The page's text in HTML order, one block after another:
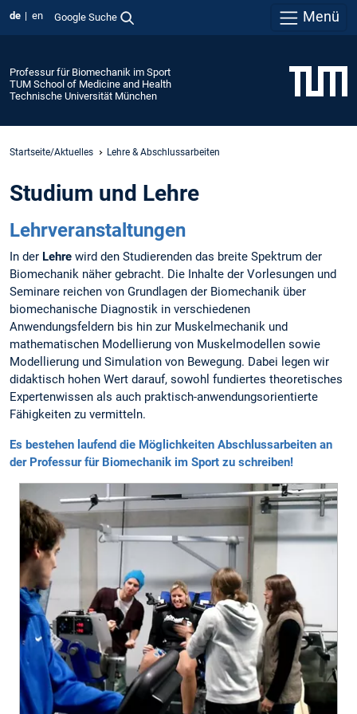
de en Google Suche Menü
Professur für Biomechanik im Sport
TUM School of Medicine and Health
Technische Universität München
Startseite/Aktuelles Lehre & Abschlussarbeiten
Studium und Lehre
Lehrveranstaltungen
In der Lehre wird den Studierenden das breite Spektrum der
Biomechanik näher gebracht. Die Inhalte der Vorlesungen und
Seminare reichen von Grundlagen der Biomechanik über
biomechanische Diagnostik in verschiedenen
Anwendungsfeldern bis hin zur Muskelmechanik und
mathematischen Modellierung von Muskelmodellen sowie
Modellierung und Simulation von Bewegung. Dabei legen wir
didaktisch hohen Wert darauf, sowohl fundiertes theoretisches
Expertenwissen als auch praktisch-anwendungsorientierte
Fähigkeiten zu vermitteln.
Es bestehen laufend die Möglichkeiten Abschlussarbeiten an
der Professur für Biomechanik im Sport zu schreiben!